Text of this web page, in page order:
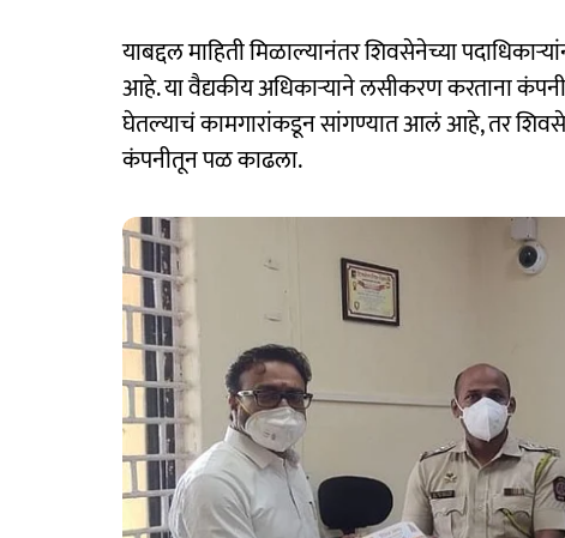
याबद्दल माहिती मिळाल्यानंतर शिवसेनेच्या
आहे. या वैद्यकीय अधिकाऱ्याने लसीकरण करताना
घेतल्याचं कामगारांकडून सांगण्यात आलं आहे, तर
कंपनीतून पळ काढला.